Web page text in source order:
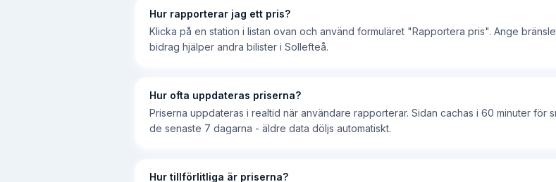
Hur rapporterar jag ett pris?
Klicka på en station i listan ovan och använd formuläret "Rapportera pris". Ange
bidrag hjälper andra bilister i Sollefteå.
Hur ofta uppdateras priserna?
Priserna uppdateras i realtid när användare rapporterar. Sidan cachas i 60 minuter
de senaste 7 dagarna - äldre data döljs automatiskt.
Hur tillförlitliga är priserna?